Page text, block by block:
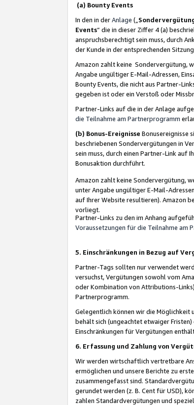
(a) Bounty Events
In den in derAnlage („
Events“ die in dieser Ziffer 4 (a)
anspruchsberechtigt sein muss, durch
der Kunde in der entsprechenden
Amazon zahlt keine Sondervergütung,
Angabe ungültiger E-Mail-Adressen,
Bounty Events, die nicht aus Partner-
gegeben ist oder ein Verstoß oder
Partner-Links auf die in der Anlage
die Teilnahme am Partnerprogramm
(b) Bonus-Ereignisse Bonusereignisse
beschriebenen Sondervergütungen in
sein muss, durch einen Partner-Link auf
Bonusaktion durchführt.
Amazon zahlt keine Sondervergütung,
unter Angabe ungültiger E-Mail-
auf Ihrer Website resultieren). Amazon
vorliegt.
Partner-Links zu den im Anhang
Voraussetzungen für die Teilnahme am
5. Einschränkungen in Bezug auf
Partner-Tags sollten nur verwendet
versuchst, Vergütungen sowohl vom
oder Kombination von Attributions-
Partnerprogramm.
Gelegentlich können wir die Möglichkeit
behält sich (ungeachtet etwaiger
Einschränkungen für Vergütungen
6. Erfassung und Zahlung von
Wir werden wirtschaftlich vertretbare
ermöglichen und unsere Berichte zu
zusammengefasst sind.
gerundet werden (z. B. Cent für USD),
zahlen Standardvergütungen und